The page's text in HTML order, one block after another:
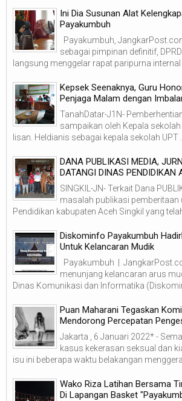
Ini Dia Susunan Alat
Payakumbuh
Payakumbuh,
sebagai pimpinan definitif,
langsung menggelar rapat paripurna internal
Kepsek Seenaknya, Guru
Penjaga Malam dengan
TanahDatar-J1N-
sampaikan oleh Kepala
lisan. Heldianis sebagai kepala sekolah UPT ...
DANA PUBLIKASI MEDIA,
DATANGI DINAS PENDIDIKAN
SINGKIL-JN- Terkait Dana
masalah publikasi pemberitaan
Pendidikan kabupaten Aceh Singkil yang
Diskominfo Payakumbuh
Untuk Kelancaran Mudik
Payakumbuh |
menunjang kelancaran arus
Dinas Komunikasi dan Informatika
Puan Maharani Tegaskan
Mendorong Percepatan
Jakarta , 6 Januari 2022* -
kasus kekerasan seksual dan
isu ini beberapa waktu belakangan
Wako Riza Latihan Bersama
Di Lapangan Basket